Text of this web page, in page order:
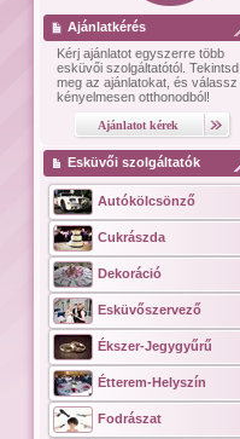
Ajánlatkérés
Kérj ajánlatot egyszerre több
esküvői szolgáltatótól. Tekintsd
meg az ajánlatokat, és válassz
kényelmesen otthonodból!
Esküvői szolgáltatók
Autókölcsönző
Cukrászda
Dekoráció
Esküvőszervező
Ékszer-Jegygyűrű
Étterem-Helyszín
Fodrászat